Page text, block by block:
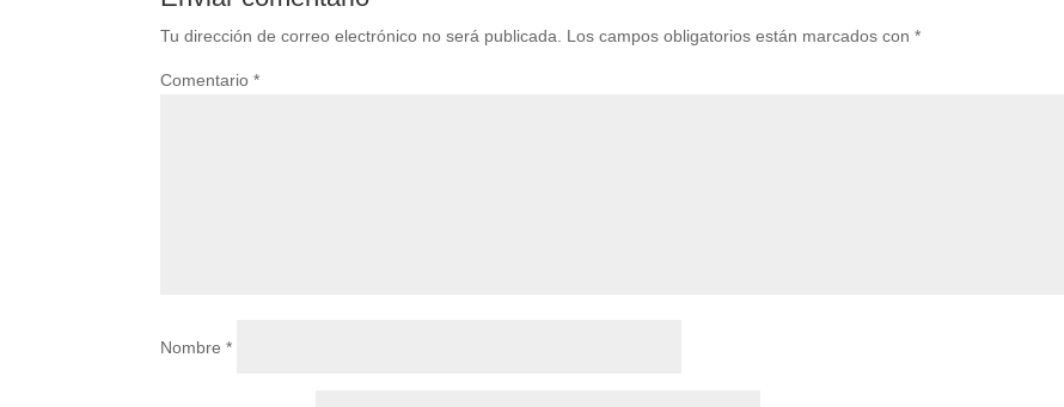
Tu dirección de correo electrónico no será publicada. Los campos obligatorios están marcados con*
Comentario*
Nombre*